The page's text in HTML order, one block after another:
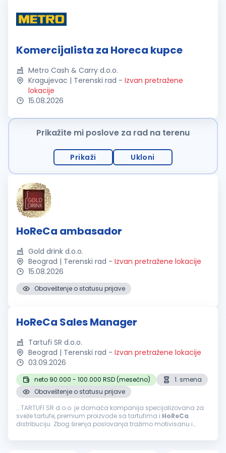
Komercijalista za Horeca kupce
Metro Cash & Carry d.o.o.
Kragujevac | Terenski rad - Izvan pretražene
lokacije
15.08.2026
Prikažite mi poslove za rad na terenu
Prikaži Ukloni
HoReCa ambasador
Gold drink d.o.o.
Beograd | Terenski rad - Izvan pretražene lokacije
15.08.2026
Obaveštenje o statusu prijave
HoReCa Sales Manager
Tartufi SR d.o.o.
Beograd | Terenski rad - Izvan pretražene lokacije
03.09.2026
neto 90.000 - 100.000 RSD (mesečno)
1. smena
Obaveštenje o statusu prijave
...TARTUFI SR d.o.o. je domaća kompanija specijalizovana za
sveže tartufe, premium proizvode sa tartufima i HoReCa
distribuciju. Zbog širenja poslovanja tražimo motivisanu i
teritoriji Beograda...